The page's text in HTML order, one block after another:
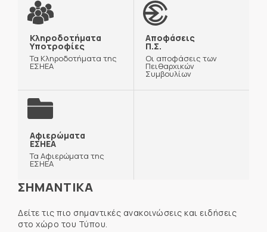
Κληροδοτήματα
Υποτροφίες
Τα Κληροδοτήματα της
ΕΣΗΕΑ
Αποφάσεις
Π.Σ.
Οι αποφάσεις των
Πειθαρχικών
Συμβουλίων
Αφιερώματα
ΕΣΗΕΑ
Τα Αφιερώματα της
ΕΣΗΕΑ
ΣΗΜΑΝΤΙΚΑ
Δείτε τις πιο σημαντικές ανακοινώσεις και ειδήσεις
στο χώρο του Τύπου.